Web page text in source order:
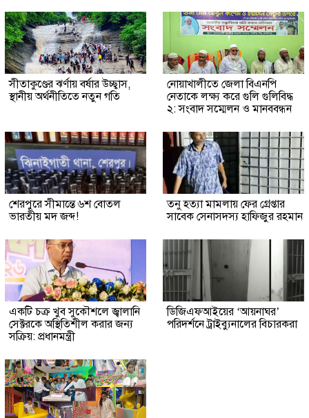
সীতাকুণ্ডের ঝর্ণায় বর্ষার উচ্ছ্বাস,
স্থানীয় অর্থনীতিতে নতুন গতি
নোয়াখালীতে জেলা বিএনপি
নেতাকে লক্ষ্য করে গুলি গুলিবিদ্ধ
২: সংবাদ সম্মেলন ও মানববন্ধন
শেরপুরে সীমান্তে ৬শ বোতল
ভারতীয় মদ জব্দ!
তনু হত্যা মামলায় ফের গ্রেপ্তার
সাবেক সেনাসদস্য হাফিজুর রহমান
একটি চক্র খুব সুকৌশলে জ্বালানি
সেক্টরকে অস্থিতিশীল করার জন্য
সক্রিয়: প্রধানমন্ত্রী
ডিজিএফআইয়ের ‘আয়নাঘর’
পরিদর্শনে ট্রাইব্যুনালের বিচারকরা